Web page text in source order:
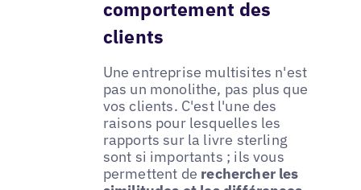
comportement des
clients
Une entreprise multisites n'est
pas un monolithe, pas plus que
vos clients. C'est l'une des
raisons pour lesquelles les
rapports sur la livre sterling
sont si importants ; ils vous
permettent de rechercher les